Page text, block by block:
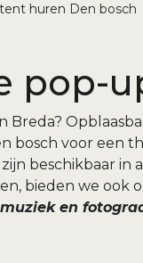
huren Den bosch
pop-
Breda?
bosch voor een
beschikbaar
bieden we ook
en